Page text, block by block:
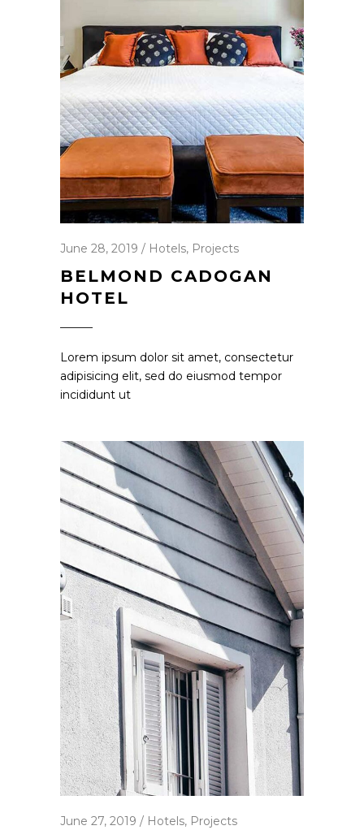
June 28, 2019 Hotels, Projects
BELMOND CADOGAN
HOTEL
Lorem ipsum dolor sit amet, consectetur
adipisicing elit, sed do eiusmod tempor
incididunt ut
June 27, 2019 Hotels, Projects